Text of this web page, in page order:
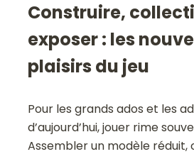
Construire,
exposer : les
plaisirs du jeu
Pour les grands ados et les
d’aujourd’hui, jouer rime
Assembler un modèle réduit,